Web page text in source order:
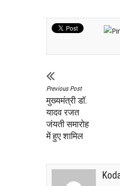
Previous Post
मुख्यमंत्री डॉ.
यादव रजत
जंयती समारोह
में हुए शामिल